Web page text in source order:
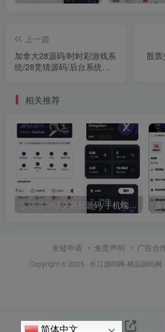
上一篇
加拿大28源码/时时彩游戏系
统/28竞猜源码/后台系统批
股
相关推荐
多语言华硕交易所源码/手机端uniapp电脑端vue.支持秒合约/币币/国际黄金/U本位合约/DeFi挖矿
友链申请 免责声明 广告合
Copyright © 2025 · 长江源码网-精品源码网
简体中文
本站主题由Zibll子比主题强力驱动